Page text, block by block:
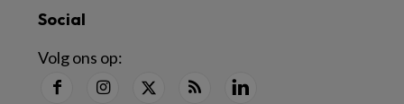
Social
Volg ons op: